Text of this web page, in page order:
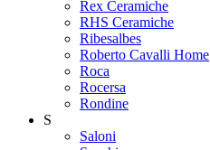
Rex Ceramiche
RHS Ceramiche
Ribesalbes
Roberto Cavalli Home
Roca
Rocersa
Rondine
S
Saloni